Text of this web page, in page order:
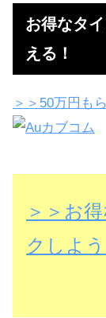
お得なタ
える！
＞＞50万円も
＞＞お
クしよう